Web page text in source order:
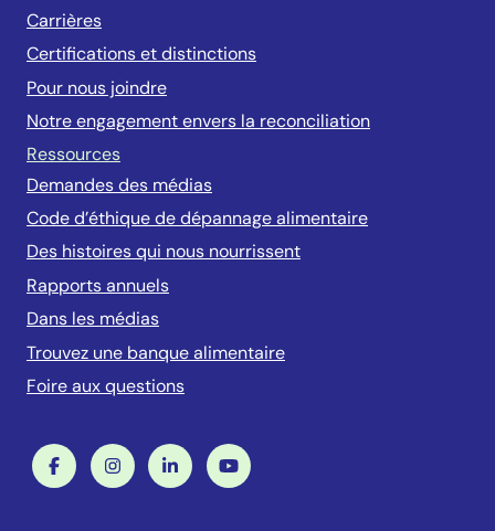
Carrières
Certifications et distinctions
Pour nous joindre
Notre engagement envers la reconciliation
Ressources
Demandes des médias
Code d’éthique de dépannage alimentaire
Des histoires qui nous nourrissent
Rapports annuels
Dans les médias
Trouvez une banque alimentaire
Foire aux questions